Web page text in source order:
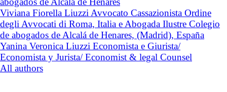
Viviana Fiorella Liuzzi Avvocato Cassazionista Ordine
degli Avvocati di Roma, Italia e Abogada Ilustre Colegio
de abogados de Alcalá de Henares, (Madrid), España
Yanina Veronica Liuzzi Economista e Giurista/
Economista y Jurista/ Economist & legal Counsel
All authors